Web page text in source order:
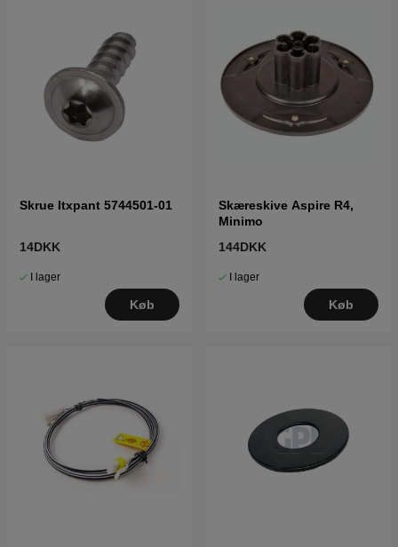
Skrue Itxpant 5744501-01
14DKK
I lager
Køb
Skæreskive Aspire R4,
Minimo
144DKK
I lager
Køb